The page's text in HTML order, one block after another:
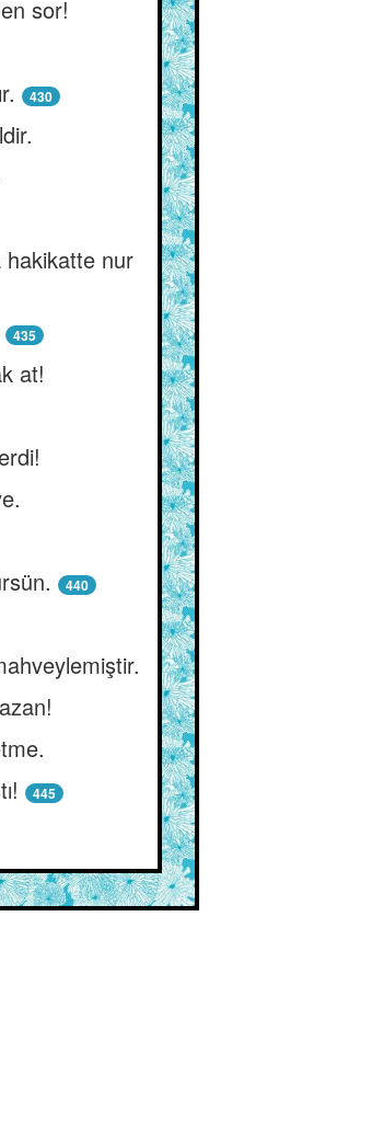
sor!
430
hakikatte nur
435
at!
440
445